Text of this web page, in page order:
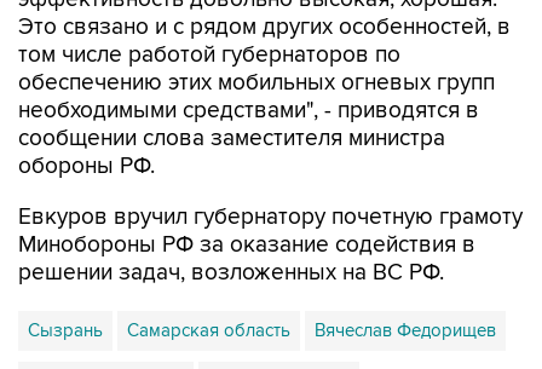
Это связано и с рядом других особенностей, в
том числе работой губернаторов по
обеспечению этих мобильных огневых групп
необходимыми средствами", - приводятся в
сообщении слова заместителя министра
обороны РФ.
Евкуров вручил губернатору почетную грамоту
Минобороны РФ за оказание содействия в
решении задач, возложенных на ВС РФ.
Сызрань Самарская область Вячеслав Федорищев